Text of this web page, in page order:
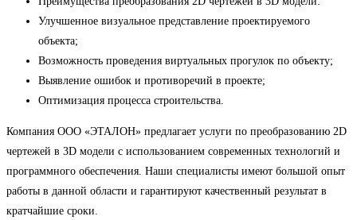
Улучшенное визуальное представление проектируемого
объекта;
Возможность проведения виртуальных прогулок по объекту;
Выявление ошибок и противоречий в проекте;
Оптимизация процесса строительства.
Компания ООО «ЭТАЛОН» предлагает услуги по преобразованию 2D
чертежей в 3D модели с использованием современных технологий и
программного обеспечения. Наши специалисты имеют большой опыт
работы в данной области и гарантируют качественный результат в
кратчайшие сроки.